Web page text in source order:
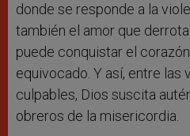
donde se responde a la
también el amor que
puede conquistar el
equivocado. Y así, entre las
culpables, Dios suscita
obreros de la misericordia.